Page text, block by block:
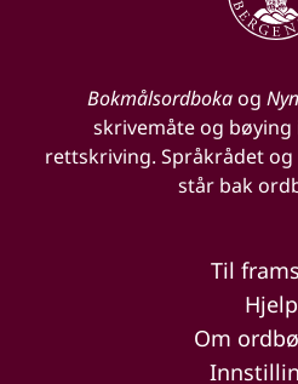
Bokmålsordbokaog
skrivemåte og
rettskriving. Språkrådet
står bak
Til
Hjelp
Om